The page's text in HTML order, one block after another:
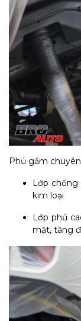
Phủ gầm
Lớp chống
kim loại
Lớp phủ
mặt, tăng